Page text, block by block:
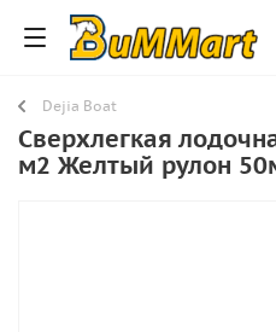
Dejia Boat
Сверхлегкая
м2 Желтый рулон